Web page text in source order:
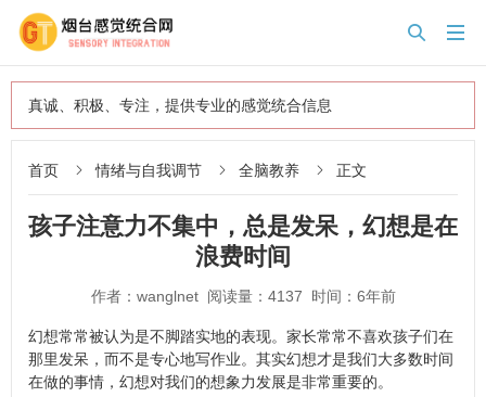


真诚、积极、专注，提供专业的感觉统合信息
首页  情绪与自我调节  全脑教养  正文
孩子注意力不集中，总是发呆，幻想是在
浪费时间
作者：wanglnet 阅读量：4137 时间：6年前
幻想常常被认为是不脚踏实地的表现。家长常常不喜欢孩子们在
那里发呆，而不是专心地写作业。其实幻想才是我们大多数时间
在做的事情，幻想对我们的想象力发展是非常重要的。